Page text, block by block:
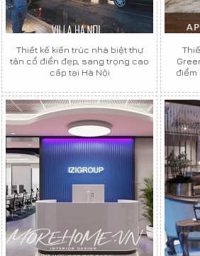
Thiết kế kiến trúc nhà biệt thự
tân cổ điển đẹp, sang trọng cao
cấp tại Hà Nội
điểm